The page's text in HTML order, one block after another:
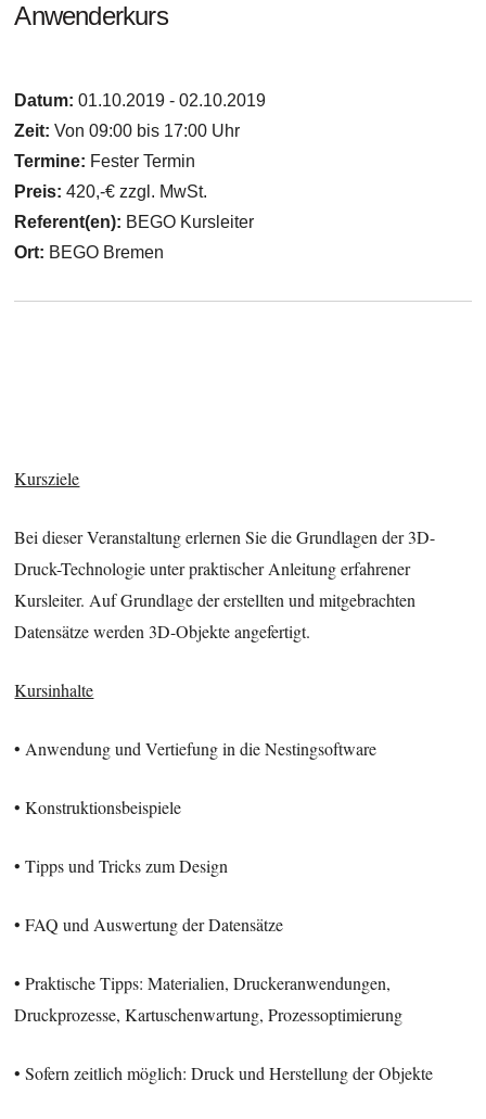
Anwenderkurs
Datum:01.10.2019 - 02.10.2019
Zeit: Von 09:00 bis 17:00 Uhr
Termine: Fester Termin
Preis: 420,-€ zzgl. MwSt.
Referent(en): BEGO Kursleiter
Ort: BEGO Bremen
Kursziele
Bei dieser Veranstaltung erlernen Sie die Grundlagen der 3D-
Druck-Technologie unter praktischer Anleitung erfahrener
Kursleiter. Auf Grundlage der erstellten und mitgebrachten
Datensätze werden 3D-Objekte angefertigt.
Kursinhalte
• Anwendung und Vertiefung in die Nestingsoftware
• Konstruktionsbeispiele
• Tipps und Tricks zum Design
• FAQ und Auswertung der Datensätze
• Praktische Tipps: Materialien, Druckeranwendungen,
Druckprozesse, Kartuschenwartung, Prozessoptimierung
• Sofern zeitlich möglich: Druck und Herstellung der Objekte